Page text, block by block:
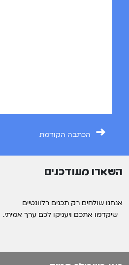
→ הכתבה הקודמת
השארו מעודכנים
אנחנו שולחים רק תכנים רלוונטיים
שיקדמו אתכם ויעניקו לכם ערך אמיתי.